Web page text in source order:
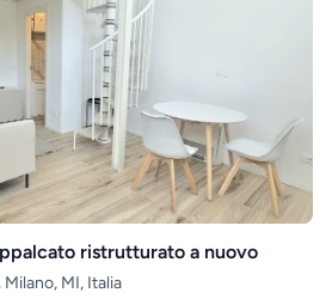
ristrutturato a nuovo
MI, Italia